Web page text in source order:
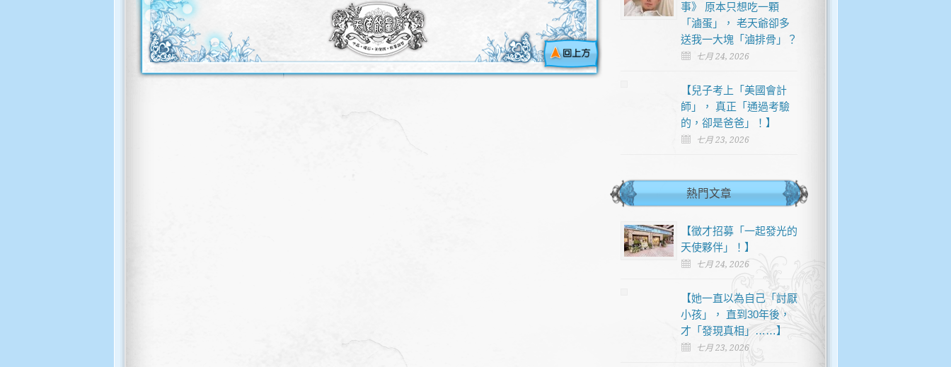
事》 原本只想吃一顆
「滷蛋」， 老天爺卻多
送我一大塊「滷排骨」？
七月 24, 2026
【兒子考上「美國會計
師」， 真正「通過考驗
的，卻是爸爸」！】
七月 23, 2026
熱門文章
【徵才招募「一起發光的
天使夥伴」！】
七月 24, 2026
【她一直以為自己「討厭
小孩」， 直到30年後，
才「發現真相」……】
七月 23, 2026